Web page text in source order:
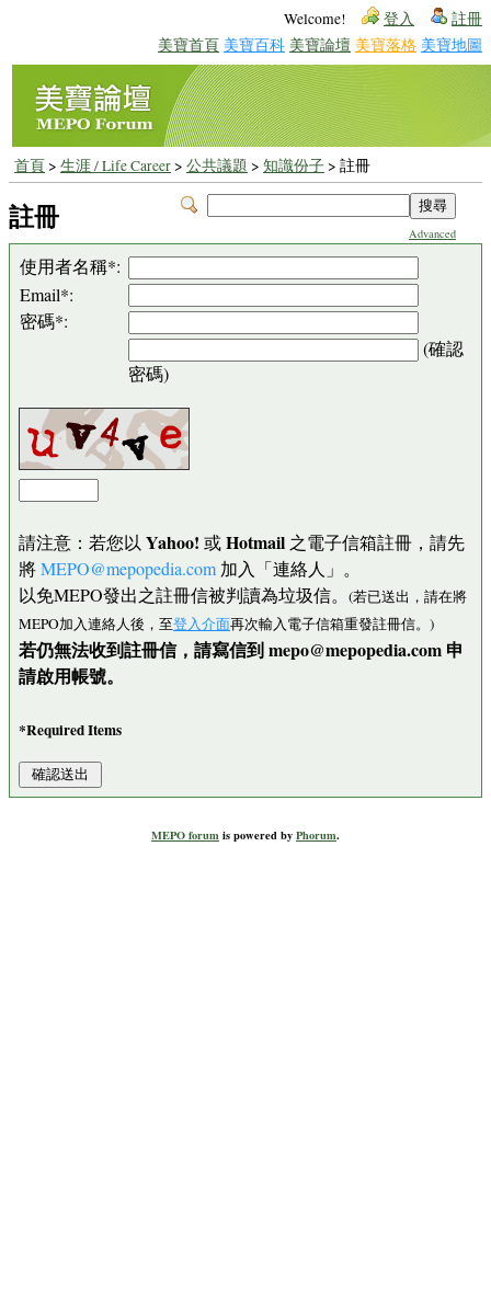
Welcome! 登入 註冊
美寶首頁 美寶百科 美寶論壇 美寶落格 美寶地圖
首頁> 生涯 / Life Career> 公共議題 > 知識份子> 註冊
Advanced
註冊
使用者名稱*:
Email*:
密碼*:
(確認
密碼)
請注意：若您以 Yahoo! 或Hotmail 之電子信箱註冊，請先
將MEPO@mepopedia.com 加入「連絡人」。
以免MEPO發出之註冊信被判讀為垃圾信。 (若已送出，請在將
MEPO加入連絡人後，至登入介面再次輸入電子信箱重發註冊信。)
若仍無法收到註冊信，請寫信到 mepo@mepopedia.com 申
請啟用帳號。
*Required Items
MEPO forumis powered byPhorum.